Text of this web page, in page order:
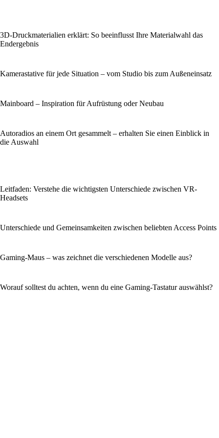
3D-Druckmaterialien erklärt: So beeinflusst Ihre Materialwahl das
Endergebnis
Kamerastative für jede Situation – vom Studio bis zum Außeneinsatz
Mainboard – Inspiration für Aufrüstung oder Neubau
Autoradios an einem Ort gesammelt – erhalten Sie einen Einblick in
die Auswahl
Leitfaden: Verstehe die wichtigsten Unterschiede zwischen VR-
Headsets
Unterschiede und Gemeinsamkeiten zwischen beliebten Access Points
Gaming-Maus – was zeichnet die verschiedenen Modelle aus?
Worauf solltest du achten, wenn du eine Gaming-Tastatur auswählst?